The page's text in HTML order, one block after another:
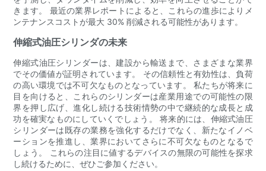
きます。 最近の業界レポートによると、これらの進歩によりメ
ンテナンスコストが最大 30% 削減される可能性があります。
伸縮式油圧シリンダの未来
伸縮式油圧シリンダーは、建設から輸送まで、さまざまな業界
でその価値が証明されています。 その信頼性と有効性は、負荷
の高い環境では不可欠なものとなっています。 私たちが将来に
目を向けると、これらのシリンダーは産業用途での可能性の限
界を押し広げ、進化し続ける技術情勢の中で継続的な成長と成
功を確実なものにしていくでしょう。 将来的には、伸縮式油圧
シリンダーは既存の業務を強化するだけでなく、新たなイノベ
ーションを推進し、業界においてさらに不可欠なものとなるで
しょう。 これらの注目に値するデバイスの無限の可能性を探求
し続けるために、ぜひご参加ください。